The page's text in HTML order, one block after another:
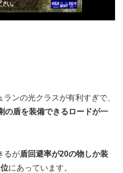
ンの光クラスが有利すぎで、
の盾を装備できるロードが一
るが盾回避率が20の物しか装
にあっています。